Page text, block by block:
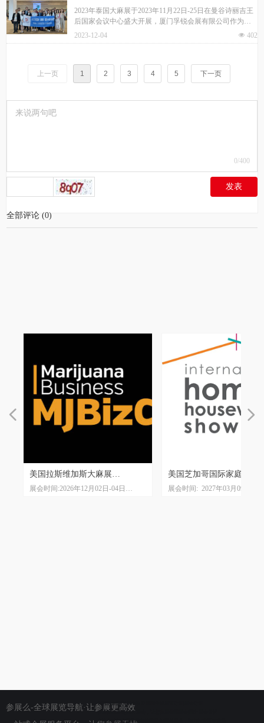
0/400
发表
全部评论 (0)
2023年泰国大麻展于2023年11月22日-25日在曼谷诗丽吉王
后国家会议中心盛大开展，厦门孚锐会展有限公司作为中
国区指定总代理，与国内知名企业一同前往展会现场。
넶 402
2023-12-04
上一页 1 2 3 4 5 下一页
美国拉斯维加斯大麻展
MJBIZCON
展会时间:2026年12月02日-04日
美国芝加哥国际家庭用品
IHA The Inspired Home
展会时间: 2027年03月09日-11
넳 넲
参展么-全球展览导航·让参展更高效德国展会|国外展会欢迎来到全球展览导航|展会导航
参展德国展会|国外展会，让您参展德国展会|国外展会无忧
专注全球行业展览信息